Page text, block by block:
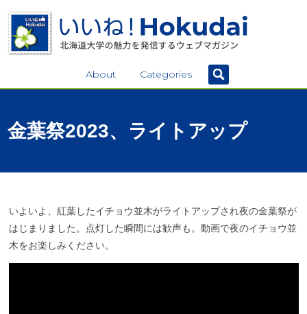
About Categories
金葉祭2023、 ライトアップ
いよいよ、紅葉したイチョウ並木がライトアップされ夜の金葉祭が
はじまりました。点灯した瞬間には歓声も。動画で夜のイチョウ並
木をお楽しみください。